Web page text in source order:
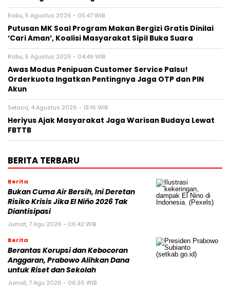
Rabu, 5 Agustus 2026 - 05:47 WIB
Putusan MK Soal Program Makan Bergizi Gratis Dinilai
‘Cari Aman’, Koalisi Masyarakat Sipil Buka Suara
Rabu, 5 Agustus 2026 - 04:49 WIB
Awas Modus Penipuan Customer Service Palsu!
Orderkuota Ingatkan Pentingnya Jaga OTP dan PIN
Akun
Selasa, 4 Agustus 2026 - 19:16 WIB
Heriyus Ajak Masyarakat Jaga Warisan Budaya Lewat
FBTTB
BERITA TERBARU
Berita
Bukan Cuma Air Bersih, Ini Deretan
Risiko Krisis Jika El Niño 2026 Tak
Diantisipasi
Jumat, 7 Agu 2026 - 06:42 WIB
Berita
Berantas Korupsi dan Kebocoran
Anggaran, Prabowo Alihkan Dana
untuk Riset dan Sekolah
Jumat, 7 Agu 2026 - 06:36 WIB